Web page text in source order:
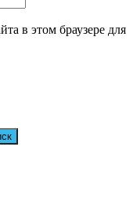
в этом браузере для